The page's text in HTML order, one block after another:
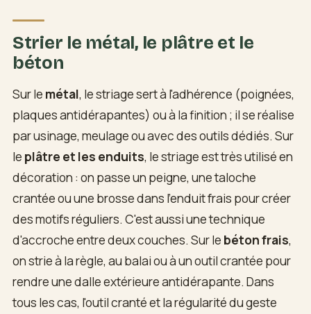
Strier le métal, le plâtre et le
béton
Sur le métal, le striage sert à l'adhérence (poignées,
plaques antidérapantes) ou à la finition ; il se réalise
par usinage, meulage ou avec des outils dédiés. Sur
le plâtre et les enduits, le striage est très utilisé en
décoration : on passe un peigne, une taloche
crantée ou une brosse dans l'enduit frais pour créer
des motifs réguliers. C'est aussi une technique
d'accroche entre deux couches. Sur le béton frais,
on strie à la règle, au balai ou à un outil crantée pour
rendre une dalle extérieure antidérapante. Dans
tous les cas, l'outil cranté et la régularité du geste